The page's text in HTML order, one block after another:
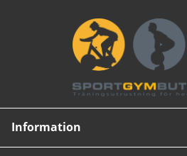
Information